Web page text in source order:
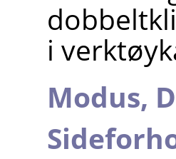
i
Modus,